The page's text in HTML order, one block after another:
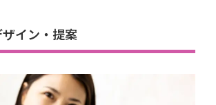
イン・提案